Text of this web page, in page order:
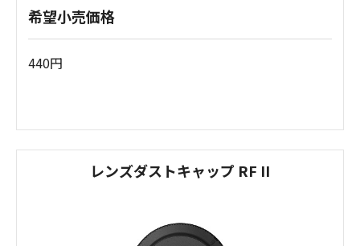
希望小売価格
440円
レンズダストキャップ RF II